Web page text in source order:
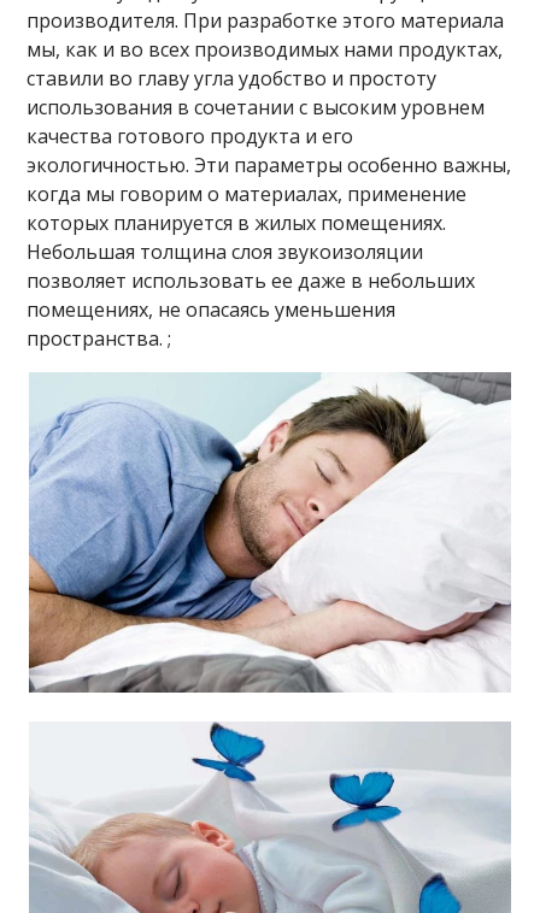
производителя. При разработке этого материала
мы, как и во всех производимых нами продуктах,
ставили во главу угла удобство и простоту
использования в сочетании с высоким уровнем
качества готового продукта и его
экологичностью. Эти параметры особенно важны,
когда мы говорим о материалах, применение
которых планируется в жилых помещениях.
Небольшая толщина слоя звукоизоляции
позволяет использовать ее даже в небольших
помещениях, не опасаясь уменьшения
пространства. ;